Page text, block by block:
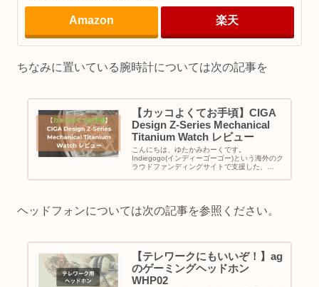
Amazon 楽天
ちなみに置いている腕時計については次の記事を
【カッコよくてお手頃】CIGA
Design Z-Series Mechanical
Titanium Watch レビュー
こんにちは、ゆたかみわーくです。
Indiegogo(インディーゴーゴー)という海外のク
ラウドファンディングサイトで支援した、
ヘッドフォンについては次の記事を参照ください。
【テレワークにもいいぞ！】ag
のゲーミングヘッドホン
WHP02